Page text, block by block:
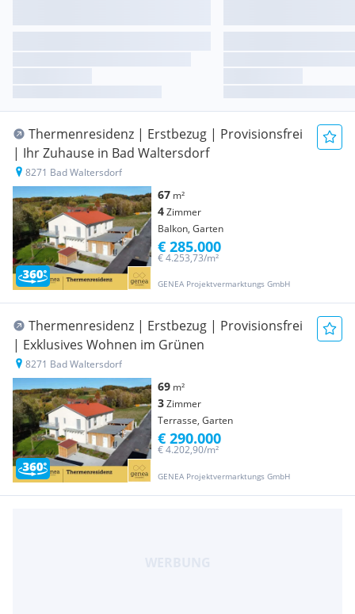
Thermenresidenz | Erstbezug | Provisionsfrei
| Ihr Zuhause in Bad Waltersdorf
8271 Bad Waltersdorf
67 m²
4Zimmer
Balkon, Garten
GENEA Projektvermarktungs GmbH
€ 4.253,73/m²
€ 285.000
Thermenresidenz | Erstbezug | Provisionsfrei
| Exklusives Wohnen im Grünen
8271 Bad Waltersdorf
69 m²
3Zimmer
Terrasse, Garten
GENEA Projektvermarktungs GmbH
€ 4.202,90/m²
€ 290.000